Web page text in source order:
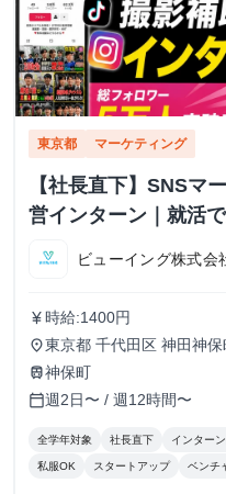
東京都 マーケティング
【社長直下】SNSマ
営インターン｜就活
ビューイング株式会
currency_yen 時給:1400円
place東京都 千代田区 神田神保
５０２号室
train神保町
calendar_today週2日〜 / 週12時間〜
全学年対象 社長直下 インター
私服OK スタートアップ ベンチ